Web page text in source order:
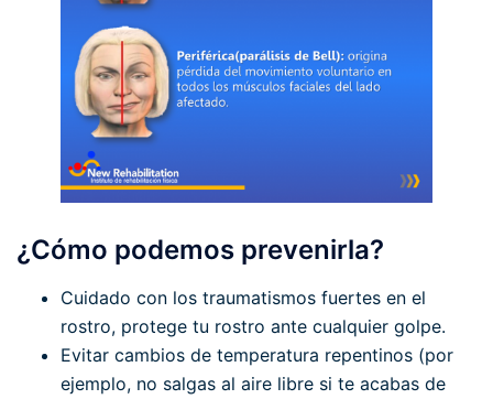
¿Cómo podemos prevenirla?
Cuidado con los traumatismos fuertes en el
rostro, protege tu rostro ante cualquier golpe.
Evitar cambios de temperatura repentinos (por
ejemplo, no salgas al aire libre si te acabas de